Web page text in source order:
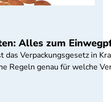
Alles zum
das Verpackungsgesetz in
Regeln genau für welche